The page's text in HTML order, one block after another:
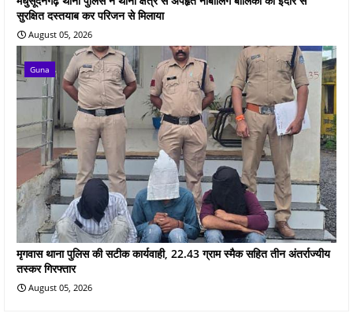
सुरक्षित दस्तयाब कर परिजन से मिलाया
August 05, 2026
Guna
मृगवास थाना पुलिस की सटीक कार्यवाही, 22.43 ग्राम स्मैक सहित तीन अंतर्राज्यीय
तस्कर गिरफ्तार
August 05, 2026